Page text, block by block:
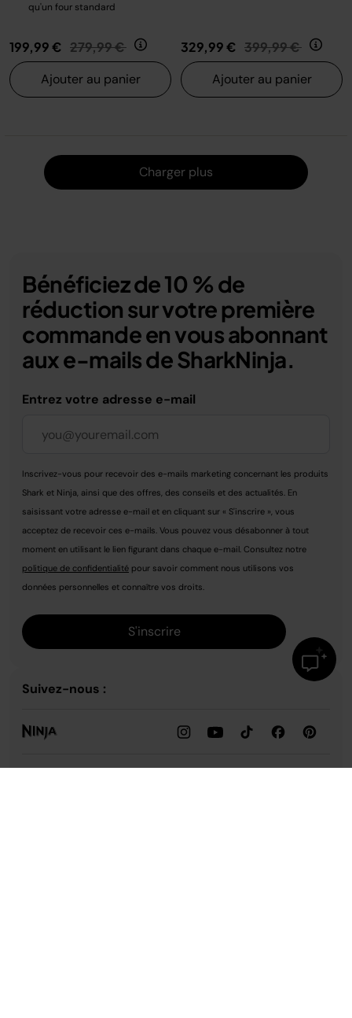
qu'un four standard
199,99 € Prix réduit de
279,99 € au
Ajouter au panier
329,99 € Prix réduit de
399,99 € au
Ajouter au panier
Charger plus
Bénéficiez de 10 % de
réduction sur votre première
commande en vous abonnant
aux e-mails de SharkNinja.
Entrez votre adresse e-mail
Inscrivez-vous pour recevoir des e-mails marketing concernant les produits
Shark et Ninja, ainsi que des offres, des conseils et des actualités. En
saisissant votre adresse e-mail et en cliquant sur « S'inscrire », vous
acceptez de recevoir ces e-mails. Vous pouvez vous désabonner à tout
moment en utilisant le lien figurant dans chaque e-mail. Consultez notre
politique de confidentialité pour savoir comment nous utilisons vos
données personnelles et connaître vos droits.
S'inscrire
Suivez-nous :